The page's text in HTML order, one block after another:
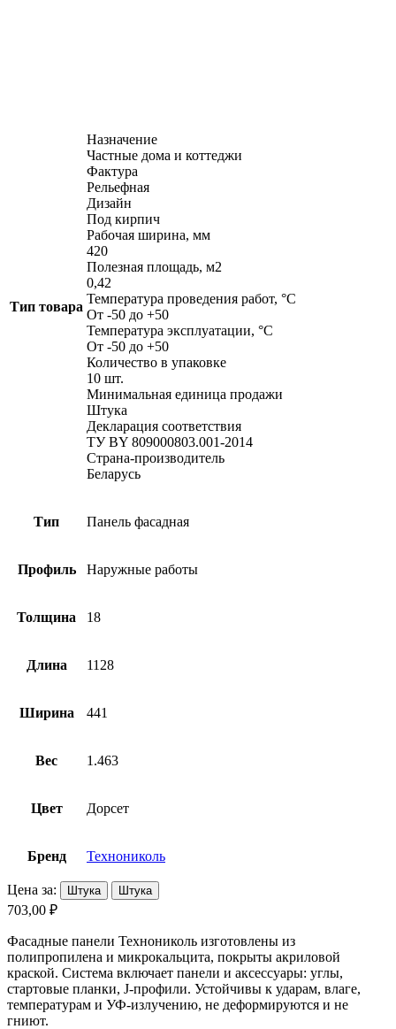
Тип товара
Назначение
Частные дома и коттеджи
Фактура
Рельефная
Дизайн
Под кирпич
Рабочая ширина, мм
420
Полезная площадь, м2
0,42
Температура проведения работ, °С
От -50 до +50
Температура эксплуатации, °С
От -50 до +50
Количество в упаковке
10 шт.
Минимальная единица продажи
Штука
Декларация соответствия
ТУ BY 809000803.001-2014
Страна-производитель
Беларусь
Тип Панель фасадная
Профиль Наружные работы
Толщина 18
Длина 1128
Ширина 441
Вес 1.463
Цвет Дорсет
Бренд Технониколь
Цена за: Штука Штука
703,00 ₽
Фасадные панели Технониколь изготовлены из
полипропилена и микрокальцита, покрыты акриловой
краской. Система включает панели и аксессуары: углы,
стартовые планки, J-профили. Устойчивы к ударам, влаге,
температурам и УФ-излучению, не деформируются и не
гниют.